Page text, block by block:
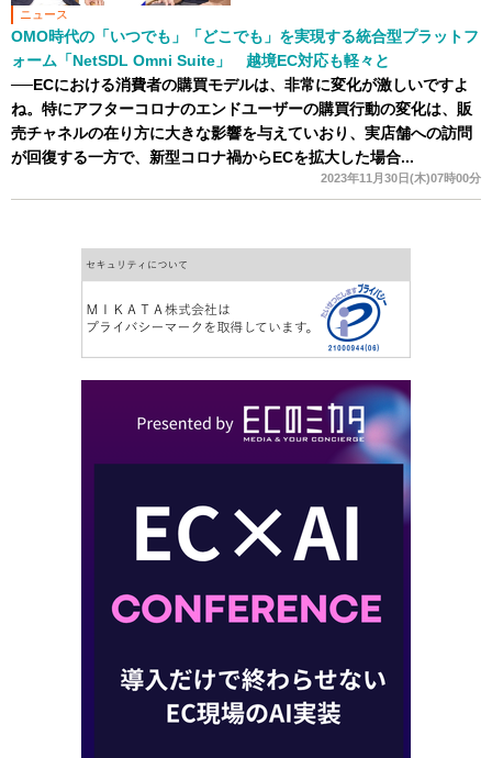
ニュース
OMO時代の「いつでも」「どこでも」を実現する統合型プラットフ
ォーム「NetSDL Omni Suite」 越境EC対応も軽々と
──ECにおける消費者の購買モデルは、非常に変化が激しいですよ
ね。特にアフターコロナのエンドユーザーの購買行動の変化は、販
売チャネルの在り方に大きな影響を与えていおり、実店舗への訪問
が回復する一方で、新型コロナ禍からECを拡大した場合...
2023年11月30日(木)07時00分